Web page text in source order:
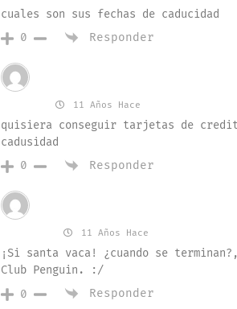
cuales son sus fechas de caducidad
0
Responder
11 Años Hace
quisiera conseguir tarjetas de
cadusidad
0
Responder
11 Años Hace
¡Si santa vaca! ¿cuando se
Club Penguin. :/
0
Responder